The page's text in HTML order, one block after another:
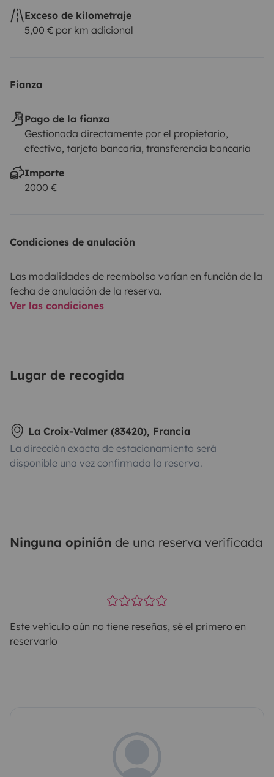
Exceso de kilometraje
5,00 € por km adicional
Fianza
Pago de la fianza
Gestionada directamente por el propietario,
efectivo, tarjeta bancaria, transferencia bancaria
Importe
2000 €
Condiciones de anulación
Las modalidades de reembolso varían en función de la
fecha de anulación de la reserva.
Ver las condiciones
Lugar de recogida
La Croix-Valmer (83420), Francia
La dirección exacta de estacionamiento será
disponible una vez confirmada la reserva.
Ninguna opinión de una reserva verificada
Este vehículo aún no tiene reseñas, sé el primero en
reservarlo